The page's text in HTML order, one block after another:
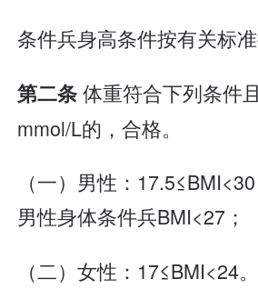
条件兵身高条件按有关标准
第二条体重符合下列条件
mmol/L的，合格。
（一）男性：
男性身体条件兵BMI<27；
（二）女性：17≤BMI<24。